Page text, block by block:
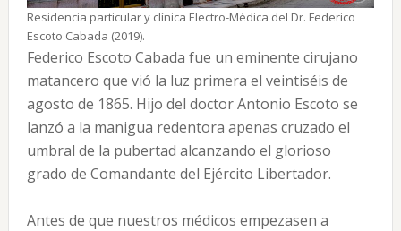
Residencia particular y clínica Electro-Médica del Dr. Federico
Escoto Cabada (2019).
Federico Escoto Cabada fue un eminente cirujano
matancero que vió la luz primera el veintiséis de
agosto de 1865. Hijo del doctor Antonio Escoto se
lanzó a la manigua redentora apenas cruzado el
umbral de la pubertad alcanzando el glorioso
grado de Comandante del Ejército Libertador.
Antes de que nuestros médicos empezasen a